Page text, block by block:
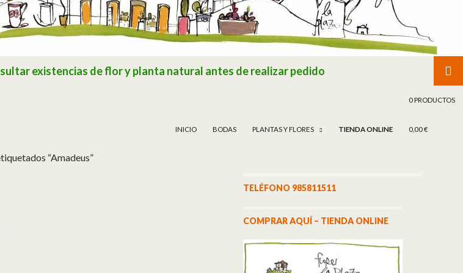
existencias de flor y planta natural antes de realizar pedido
INICIO BODAS PLANTAS Y FLORES TIENDA ONLINE
0 PRODUCTOS
0,00 €
“Amadeus”
TELÉFONO 985811511
COMPRAR AQUÍ – TIENDA ONLINE